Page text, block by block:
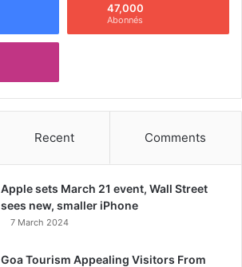
47,000
Abonnés
Recent Comments
Apple sets March 21 event, Wall Street
sees new, smaller iPhone
7 March 2024
Goa Tourism Appealing Visitors From